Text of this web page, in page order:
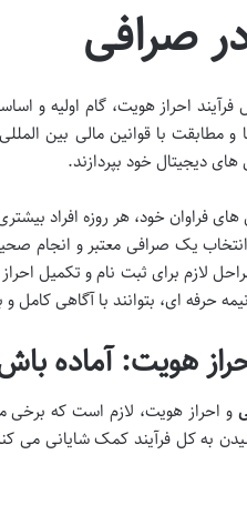
صرافی
احراز هویت، گام اولیه و
و مطابقت با قوانین مالی بین
دیجیتال خود بپردازند.
های فراوان خود، هر روزه افراد
انتخاب یک صرافی معتبر و انجام
لازم برای ثبت نام و تکمیل
حرفه ای، بتوانند با آگاهی کامل
هویت: آماده
و احراز هویت، لازم است که برخی
به کل فرآیند کمک شایانی می